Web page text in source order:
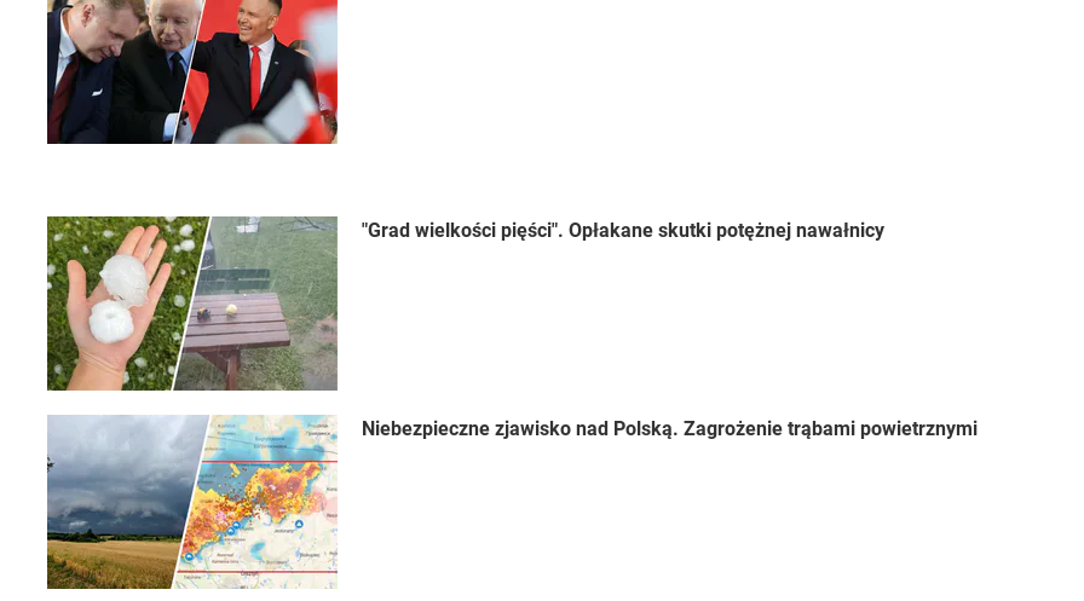
"Grad wielkości pięści". Opłakane skutki potężnej nawałnicy
Niebezpieczne zjawisko nad Polską. Zagrożenie trąbami powietrznymi